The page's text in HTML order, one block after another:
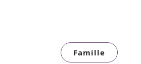
Famille